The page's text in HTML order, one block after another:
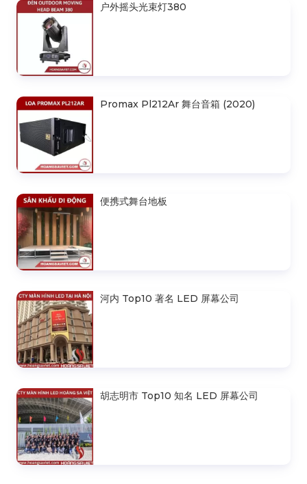
户外摇头光束灯380
Promax Pl212Ar 舞台音箱 (2020)
便携式舞台地板
河内 Top10 著名 LED 屏幕公司
胡志明市 Top10 知名 LED 屏幕公司